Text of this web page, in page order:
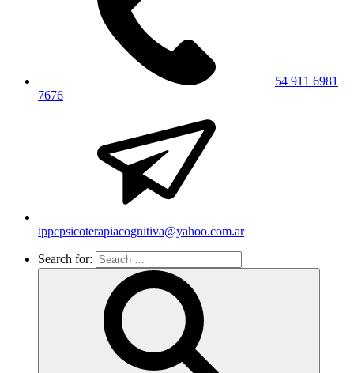
54 911 6981
7676
ippcpsicoterapiacognitiva@yahoo.com.ar
Search for: